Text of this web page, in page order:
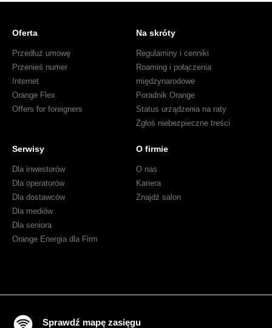
Oferta
Przedłuż umowę
Przenieś numer
Internet
Orange Flex
Offers for foreigners
Na skróty
Regulaminy i cenniki
Roaming i połączenia
międzynarodowe
Poradnik Orange
Status urządzenia na raty
Zgłoś niebezpieczne treści
Serwisy
Dla inwestorów
Dla operatorów
Dla dostawców
Dla mediów
Dla seniora
Orange Energia dla Firm
O firmie
O nas
Kariera
Znajdź salon
Sprawdź mapę zasięgu